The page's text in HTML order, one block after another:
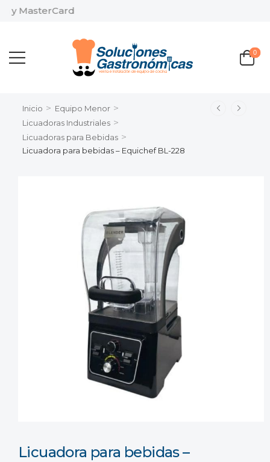
MasterCard
0
Inicio > Equipo Menor >
Licuadoras Industriales >
Licuadoras para Bebidas >
Licuadora para bebidas – Equichef BL-228
Licuadora para bebidas –